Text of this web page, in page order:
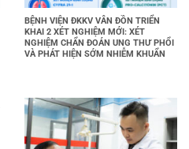
BỆNH VIỆN ĐKKV VÂN ĐỒN TRIỂN
KHAI 2 XÉT NGHIỆM MỚI: XÉT
NGHIỆM CHẨN ĐOÁN UNG THƯ PHỔI
VÀ PHÁT HIỆN SỚM NHIỄM KHUẨN